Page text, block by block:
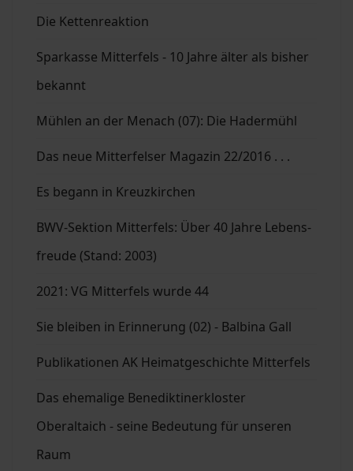
Die Kettenreaktion
Sparkasse Mitterfels - 10 Jahre älter als bisher
bekannt
Mühlen an der Menach (07): Die Hadermühl
Das neue Mitterfelser Magazin 22/2016 . . .
Es begann in Kreuzkirchen
BWV-Sektion Mitterfels: Über 40 Jahre Lebens-
freude (Stand: 2003)
2021: VG Mitterfels wurde 44
Sie bleiben in Erinnerung (02) - Balbina Gall
Publikationen AK Heimatgeschichte Mitterfels
Das ehemalige Benediktinerkloster
Oberaltaich - seine Bedeutung für unseren
Raum